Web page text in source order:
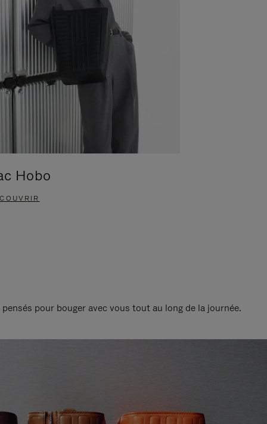
Hobo
pour bouger avec vous tout au long de la journée.